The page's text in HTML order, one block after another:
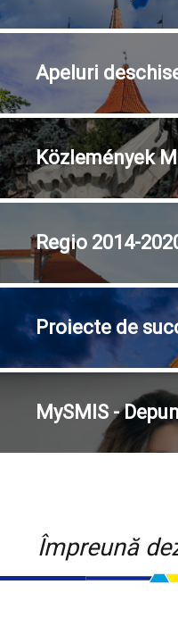
Apeluri
Közlemények
Regio 2014-
Proiecte de
MySMIS -
Împreună